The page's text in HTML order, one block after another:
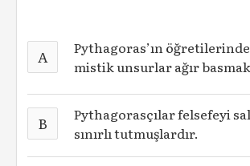
A
Pythagoras’ın
mistik unsurlar ağır
B
Pythagorasçılar felsefeyi
sınırlı tutmuşlardır.